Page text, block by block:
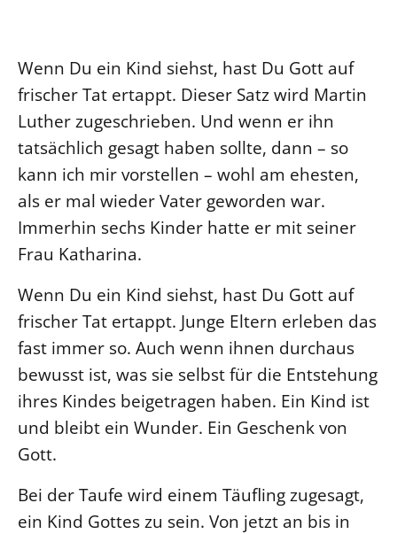
Wenn Du ein Kind siehst, hast Du Gott auf
frischer Tat ertappt. Dieser Satz wird Martin
Luther zugeschrieben. Und wenn er ihn
tatsächlich gesagt haben sollte, dann – so
kann ich mir vorstellen – wohl am ehesten,
als er mal wieder Vater geworden war.
Immerhin sechs Kinder hatte er mit seiner
Frau Katharina.
Wenn Du ein Kind siehst, hast Du Gott auf
frischer Tat ertappt. Junge Eltern erleben das
fast immer so. Auch wenn ihnen durchaus
bewusst ist, was sie selbst für die Entstehung
ihres Kindes beigetragen haben. Ein Kind ist
und bleibt ein Wunder. Ein Geschenk von
Gott.
Bei der Taufe wird einem Täufling zugesagt,
ein Kind Gottes zu sein. Von jetzt an bis in
Personalausschuss
LANDESKIRCHENAMT
Willkommen
Kollegium
Abteilungen des Landeskirchenamts
Rechnungsprüfungsamt
Fachstelle Sexualisierte Gewalt
Kirchenämter
Gleichstellung
Datenschutz
Geschäftsstelle Landessynode
LANDESSYNODE
27. Landessynode
Kontakt
Hintergrund
Glaubensbekenntnis
Ökumene
Religionen
KLIMASCHUTZ
Nachhaltigkeit
Erneuerbare Energien
Mobilität
Naturschutz
Gebäude
Datenschutz
Kontakt
Barrierefreiheit
Presse
Freie Stellen
Service für Gemeinden
Suche